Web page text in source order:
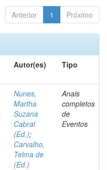
Anterior 1 Próximo
Autor(es) Tipo
Nunes,
Martha
Suzana
Cabral
(Ed.);
Carvalho,
Telma de
(Ed.)
Anais
completos
de
Eventos